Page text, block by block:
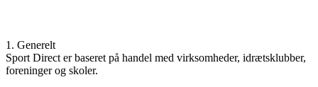
1. Generelt
Sport Direct er baseret på handel med virksomheder, idrætsklubber,
foreninger og skoler.